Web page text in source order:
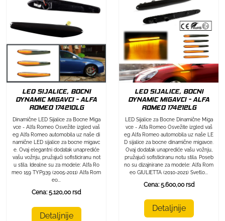
LED SIJALICE, BOCNI
DYNAMIC MIGAVCI - ALFA
ROMEO 174210LG
Dinamične LED Sijalice za Bocne Miga
vce - Alfa Romeo Osvežite izgled vaš
eg Alfa Romeo automobila uz naše di
namične LED sijalice za bocne migavc
e. Ovaj elegantni dodatak unaprediće
vašu vožnju, pružajući sofisticiranu not
u stila. Idealne su za modele: Alfa Ro
meo 159 TYP939 (2005-2011) Alfa Rom
eo...
Cena: 5.120,00 rsd
Detaljnije
LED SIJALICE, BOCNI
DYNAMIC MIGAVCI - ALFA
ROMEO 174212LG
LED Sijalice za Bocne Dinamične Miga
vce - Alfa Romeo Osvežite izgled vaš
eg Alfa Romeo automobila uz naše LE
D sijalice za bocne dinamične migavce.
Ovaj dodatak unaprediće vašu vožnju,
pružajući sofisticiranu notu stila. Poseb
no su dizajnirane za modele: Alfa Rom
eo GIULIETTA (2010-2021) Svetlo...
Cena: 5.600,00 rsd
Detaljnije